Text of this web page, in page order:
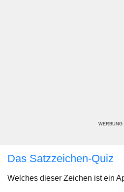
WERBUNG
Das Satzzeichen-Quiz
Welches dieser Zeichen ist ein